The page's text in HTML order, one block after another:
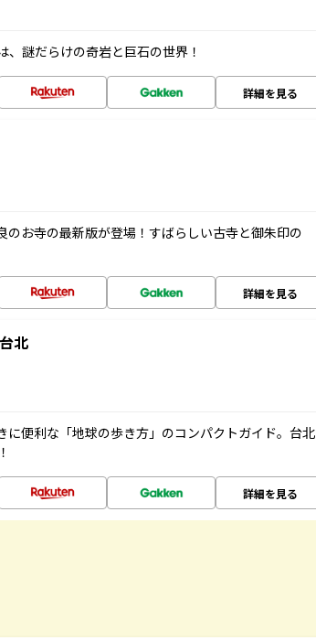
、謎だらけの奇岩と巨石の世界！
詳細を見る
のお寺の最新版が登場！すばらしい古寺と御朱印の
詳細を見る
北
に便利な「地球の歩き方」のコンパクトガイド。台北
詳細を見る